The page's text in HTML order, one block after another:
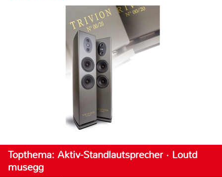
Topthema: Aktiv-Standlautsprecher · Loutd
musegg